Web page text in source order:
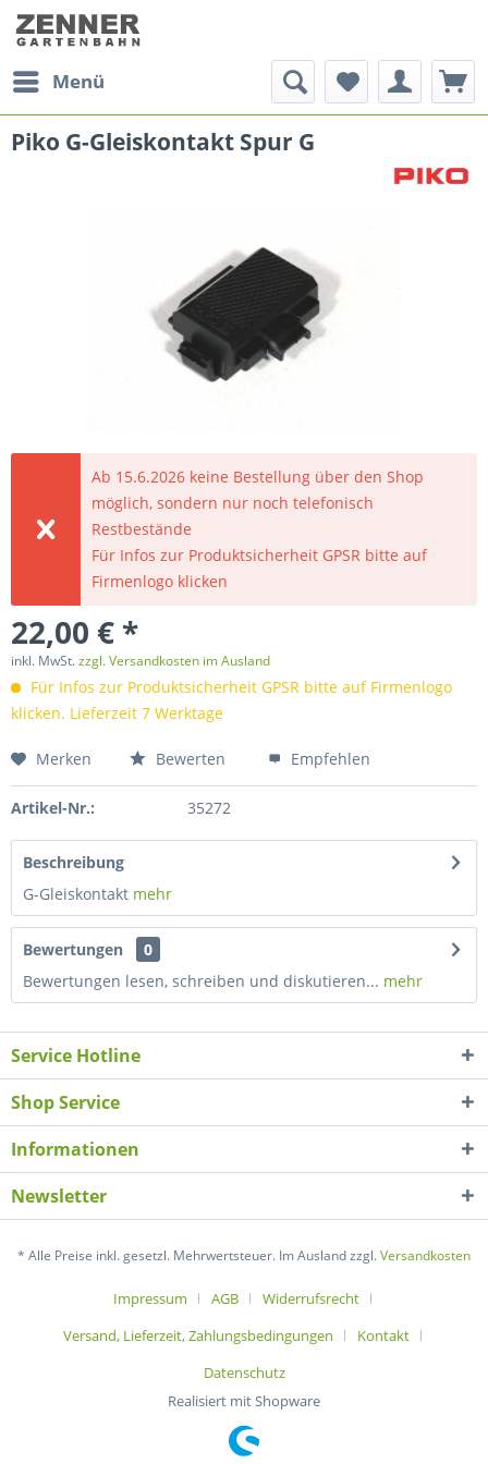
Menü
Piko G-Gleiskontakt Spur G
Ab 15.6.2026 keine Bestellung über den Shop
möglich, sondern nur noch telefonisch
Restbestände
Für Infos zur Produktsicherheit GPSR bitte auf
Firmenlogo klicken
22,00 € *
inkl. MwSt.zzgl. Versandkosten im Ausland
Für Infos zur Produktsicherheit GPSR bitte auf Firmenlogo
klicken. Lieferzeit 7 Werktage
Merken Bewerten Empfehlen
Artikel-Nr.: 35272
Beschreibung
G-Gleiskontakt mehr
Bewertungen
0
Bewertungen lesen, schreiben und diskutieren... mehr
Service Hotline
Shop Service
Informationen
Newsletter
* Alle Preise inkl. gesetzl. Mehrwertsteuer. Im Ausland zzgl.Versandkosten
Impressum AGB
Widerrufsrecht
Versand, Lieferzeit, Zahlungsbedingungen
Kontakt
Datenschutz
Realisiert mit Shopware